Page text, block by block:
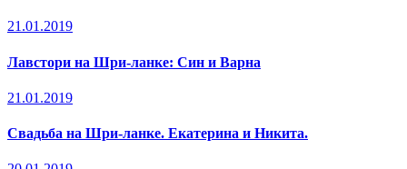
21.01.2019
Лавстори на Шри-ланке: Син и Варна
21.01.2019
Свадьба на Шри-ланке. Екатерина и Никита.